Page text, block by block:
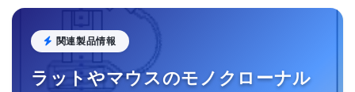
関連製品情報
ラットやマウスのモノクローナル